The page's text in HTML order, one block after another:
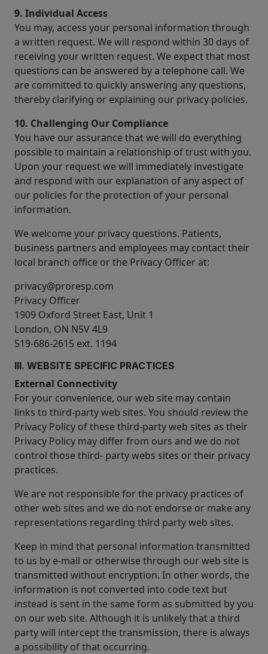
9. Individual Access
You may, access your personal information through
a written request. We will respond within 30 days of
receiving your written request. We expect that most
questions can be answered by a telephone call. We
are committed to quickly answering any questions,
thereby clarifying or explaining our privacy policies.
10. Challenging Our Compliance
You have our assurance that we will do everything
possible to maintain a relationship of trust with you.
Upon your request we will immediately investigate
and respond with our explanation of any aspect of
our policies for the protection of your personal
information.
We welcome your privacy questions. Patients,
business partners and employees may contact their
local branch office or the Privacy Officer at:
privacy@proresp.com
Privacy Officer
1909 Oxford Street East, Unit 1
London, ON N5V 4L9
519-686-2615 ext. 1194
III. WEBSITE SPECIFIC PRACTICES
External Connectivity
For your convenience, our web site may contain
links to third-party web sites. You should review the
Privacy Policy of these third-party web sites as their
Privacy Policy may differ from ours and we do not
control those third- party webs sites or their privacy
practices.
We are not responsible for the privacy practices of
other web sites and we do not endorse or make any
representations regarding third party web sites.
Keep in mind that personal information transmitted
to us by e-mail or otherwise through our web site is
transmitted without encryption. In other words, the
information is not converted into code text but
instead is sent in the same form as submitted by you
on our web site. Although it is unlikely that a third
party will intercept the transmission, there is always
a possibility of that occurring.